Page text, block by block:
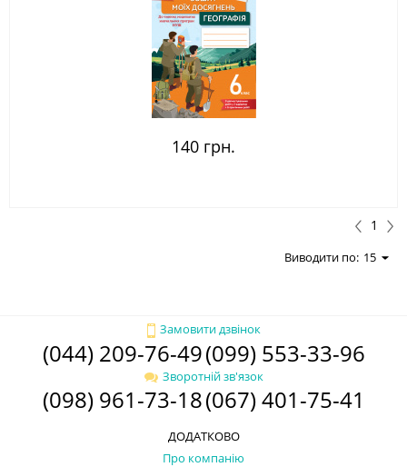
140 грн.
1
Виводити по: 15
Замовити дзвінок
(044) 209-76-49(099) 553-33-96
Зворотній зв'язок
(098) 961-73-18(067) 401-75-41
ДОДАТКОВО
Про компанію